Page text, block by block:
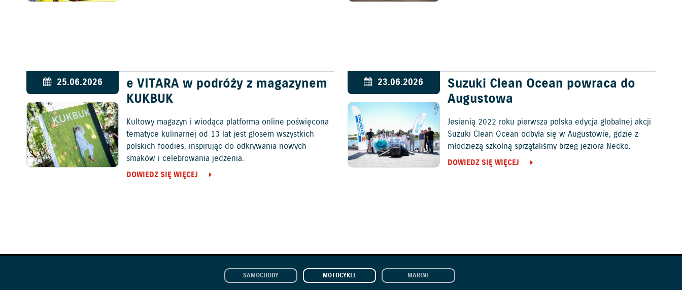
25.06.2026
e VITARA w podróży z magazynem
KUKBUK
Kultowy magazyn i wiodąca platforma online poświęcona
tematyce kulinarnej od 13 lat jest głosem wszystkich
polskich foodies, inspirując do odkrywania nowych
smaków i celebrowania jedzenia.
DOWIEDZ SIĘ WIĘCEJ
23.06.2026
Suzuki Clean Ocean powraca do
Augustowa
Jesienią 2022 roku pierwsza polska edycja globalnej akcji
Suzuki Clean Ocean odbyła się w Augustowie, gdzie z
młodzieżą szkolną sprzątaliśmy brzeg jeziora Necko.
DOWIEDZ SIĘ WIĘCEJ
SAMOCHODY MOTOCYKLE MARINE